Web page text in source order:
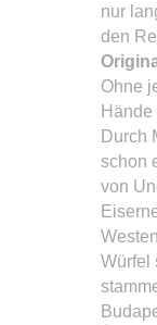
nur
den
Ohne
Durch
schon
von
Würfel